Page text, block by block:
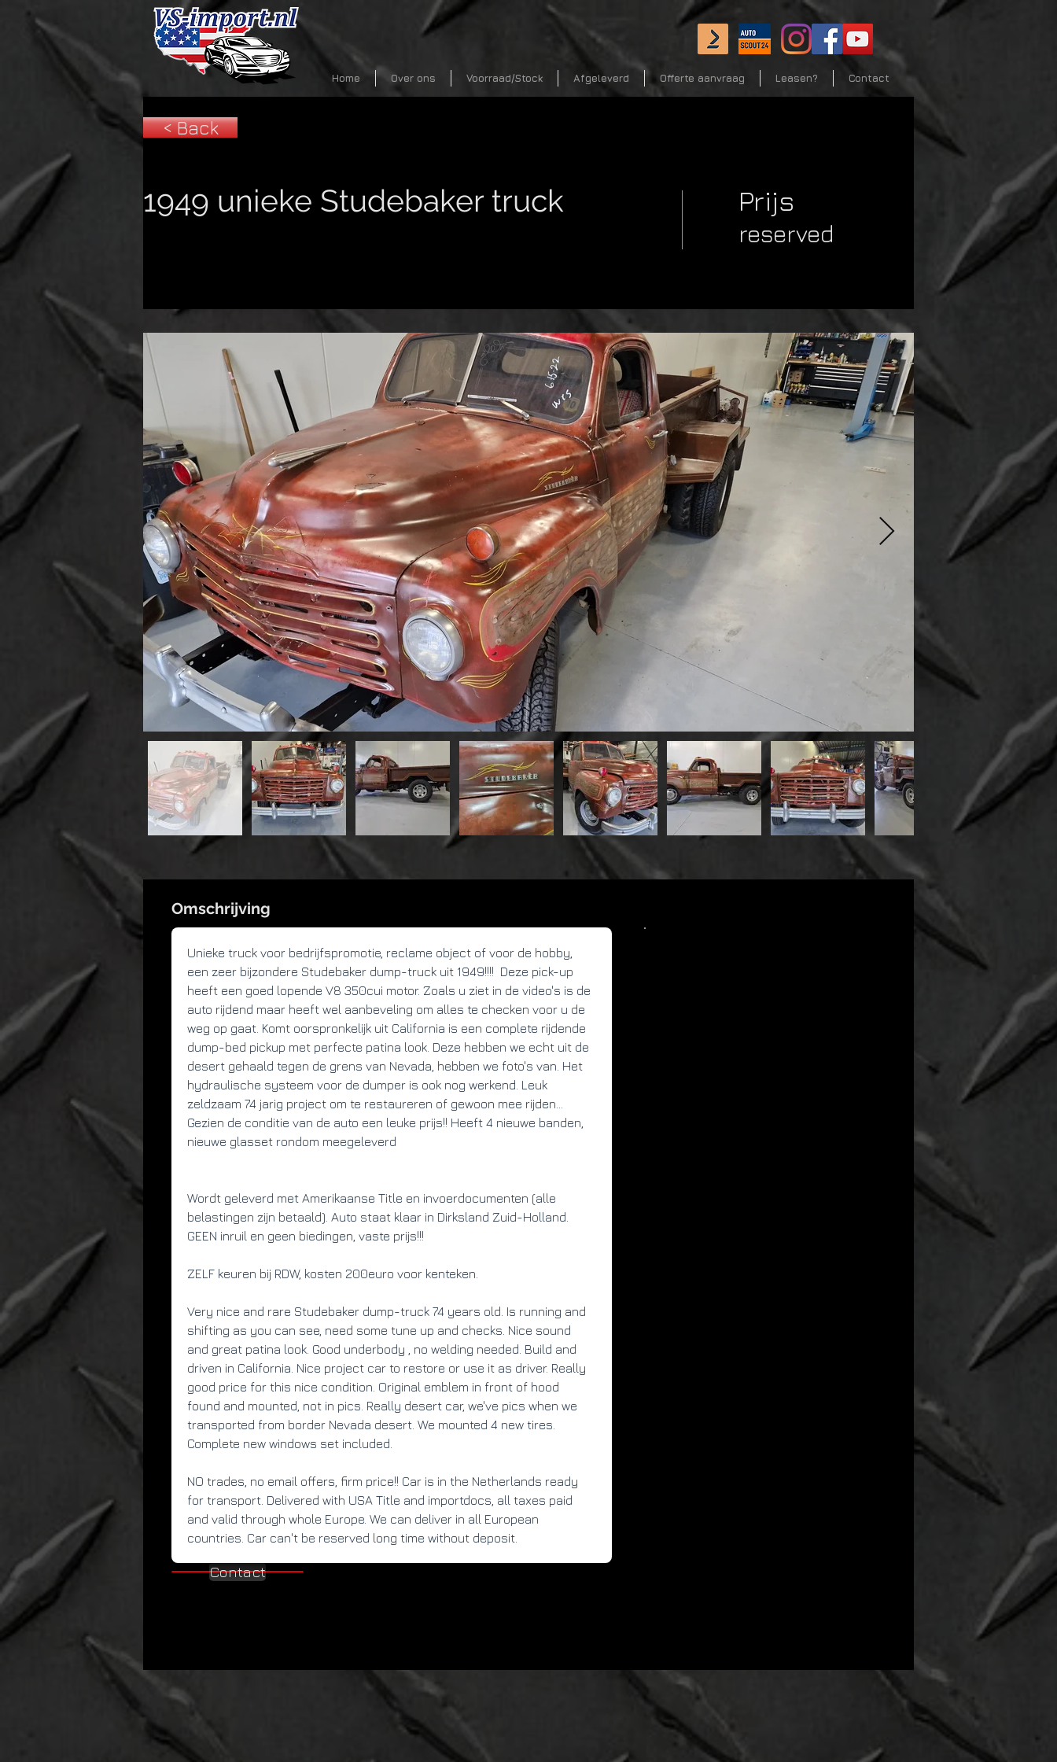
Home Over ons Voorraad/Stock Afgeleverd Offerte aanvraag Leasen? Contact
< Back
1949 unieke Studebaker truck Prijs
reserved
Omschrijving
Unieke truck voor bedrijfspromotie, reclame object of voor de hobby,
een zeer bijzondere Studebaker dump-truck uit 1949!!!!  Deze pick-up
heeft een goed lopende V8 350cui motor. Zoals u ziet in de video's is de
auto rijdend maar heeft wel aanbeveling om alles te checken voor u de
weg op gaat. Komt oorspronkelijk uit California is een complete rijdende
dump-bed pickup met perfecte patina look. Deze hebben we echt uit de
desert gehaald tegen de grens van Nevada, hebben we foto's van. Het
hydraulische systeem voor de dumper is ook nog werkend. Leuk
zeldzaam 74 jarig project om te restaureren of gewoon mee rijden...
Gezien de conditie van de auto een leuke prijs!! Heeft 4 nieuwe banden,
nieuwe glasset rondom meegeleverd
Wordt geleverd met Amerikaanse Title en invoerdocumenten (alle
belastingen zijn betaald). Auto staat klaar in Dirksland Zuid-Holland.
GEEN inruil en geen biedingen, vaste prijs!!!
ZELF keuren bij RDW, kosten 200euro voor kenteken.
Very nice and rare Studebaker dump-truck 74 years old. Is running and
shifting as you can see, need some tune up and checks. Nice sound
and great patina look. Good underbody , no welding needed. Build and
driven in California. Nice project car to restore or use it as driver. Really
good price for this nice condition. Original emblem in front of hood
found and mounted, not in pics. Really desert car, we've pics when we
transported from border Nevada desert. We mounted 4 new tires.
Complete new windows set included.
NO trades, no email offers, firm price!! Car is in the Netherlands ready
for transport. Delivered with USA Title and importdocs, all taxes paid
and valid through whole Europe. We can deliver in all European
countries. Car can't be reserved long time without deposit.
Contact